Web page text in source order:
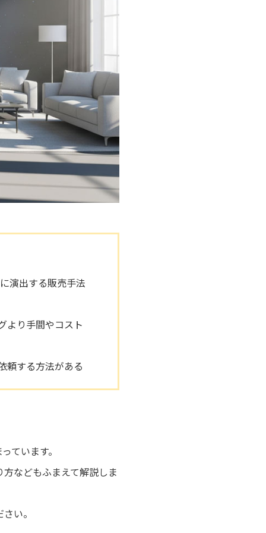
演出する販売手法
より手間やコスト
頼する方法がある
ています。
などもふまえて解説しま
い。